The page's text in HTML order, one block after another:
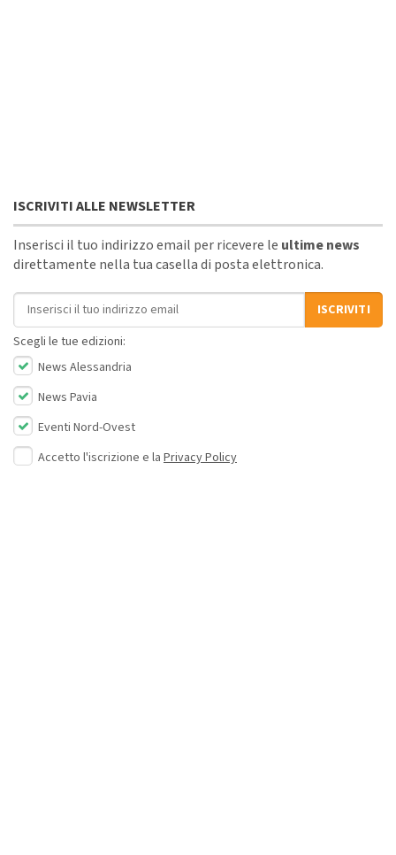
ISCRIVITI ALLE NEWSLETTER
Inserisci il tuo indirizzo email per ricevere le ultime news
direttamente nella tua casella di posta elettronica.
Indirizzo email
ISCRIVITI
Scegli le tue edizioni:
News Alessandria
News Pavia
Eventi Nord-Ovest
Accetto l'iscrizione e la Privacy Policy